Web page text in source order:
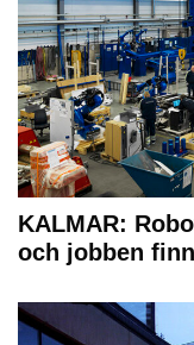
KALMAR:
och jobben